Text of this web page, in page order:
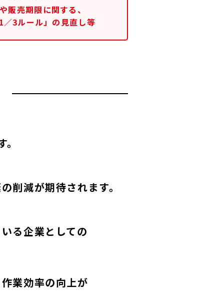
販売期限に関する、
／3ルール」の見直し等
削減が期待されます。
る企業としての
業効率の向上が